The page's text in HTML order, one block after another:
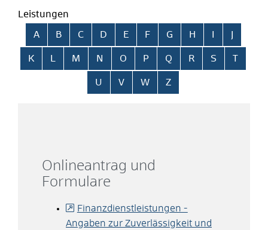
Leistungen
Alphabetisches Register überspringen
A B C D E F G H
K L M N O P Q R S T
U V W Z
Onlineantrag und
Formulare
Finanzdienstleistungen -
Angaben zur Zuverlässigkeit und